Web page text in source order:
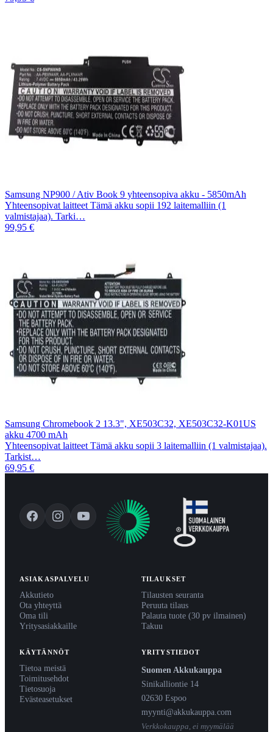
Samsung NP900 / Ativ Book 9 yhteensopiva akku - 5850mAh
Yhteensopivat laitteet Tämä akku sopii 192 laitemalliin (1
valmistajaa). Tarki…
99,95 €
Samsung Chromebook 2 13.3", XE503C32, XE503C32-K01US
akku 4700 mAh
Yhteensopivat laitteet Tämä akku sopii 3 laitemalliin (1 valmistajaa).
Tarkist…
69,95 €
ASIAKASPALVELU
Akkutieto
Ota yhteyttä
Oma tili
Yritysasiakkaille
TILAUKSET
Tilausten seuranta
Peruuta tilaus
Palauta tuote (30 pv ilmainen)
Takuu
KÄYTÄNNÖT
Tietoa meistä
Toimitusehdot
Tietosuoja
Evästeasetukset
YRITYSTIEDOT
Suomen Akkukauppa
Sinikalliontie 14
02630 Espoo
myynti@akkukauppa.com
Verkkokauppa, ei myymälää